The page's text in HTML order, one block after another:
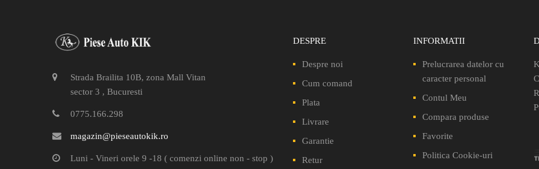
Strada Brailita 10B, zona Mall Vitan
sector 3 , Bucuresti
0775.166.298
magazin@pieseautokik.ro
Luni - Vineri orele 9 -18 ( comenzi online non - stop )
DESPRE
Despre noi
Cum comand
Plata
Livrare
Garantie
Retur
INFORMATII
Prelucrarea datelor cu
caracter personal
Contul Meu
Compara produse
Favorite
Politica Cookie-uri